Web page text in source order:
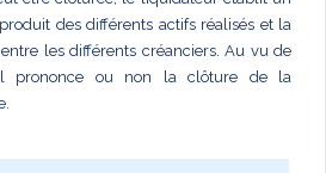
des différents actifs réalisés et la
les différents créanciers. Au vu de
prononce ou non la clôture de la